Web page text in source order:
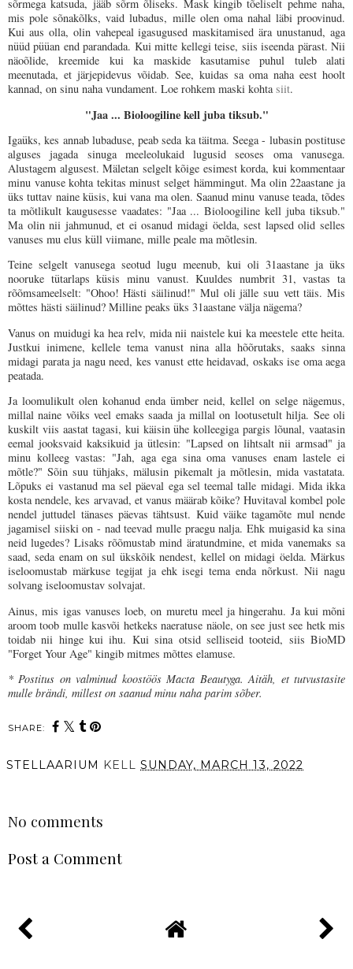
sõrmega katsuda, jääb sõrm õliseks. Mask kingib tõeliselt pehme naha,
mis pole sõnakõlks, vaid lubadus, mille olen oma nahal läbi proovinud.
Kui aus olla, olin vahepeal igasugused maskitamised ära unustanud, aga
nüüd püüan end parandada. Kui mitte kellegi teise, siis iseenda pärast. Nii
näoõlide, kreemide kui ka maskide kasutamise puhul tuleb alati
meenutada, et järjepidevus võidab. See, kuidas sa oma naha eest hoolt
kannad, on sinu naha vundament. Loe rohkem maski kohtasiit.
"Jaa ... Bioloogiline kell juba tiksub."
Igaüks, kes annab lubaduse, peab seda ka täitma. Seega - lubasin postituse
alguses jagada sinuga meeleolukaid lugusid seoses oma vanusega.
Alustagem algusest. Mäletan selgelt kõige esimest korda, kui kommentaar
minu vanuse kohta tekitas minust selget hämmingut. Ma olin 22aastane ja
üks tuttav naine küsis, kui vana ma olen. Saanud minu vanuse teada, tõdes
ta mõtlikult kaugusesse vaadates: "Jaa ... Bioloogiline kell juba tiksub."
Ma olin nii jahmunud, et ei osanud midagi öelda, sest lapsed olid selles
vanuses mu elus küll viimane, mille peale ma mõtlesin.
Teine selgelt vanusega seotud lugu meenub, kui oli 31aastane ja üks
nooruke tütarlaps küsis minu vanust. Kuuldes numbrit 31, vastas ta
rõõmsameelselt: "Ohoo! Hästi säilinud!" Mul oli jälle suu vett täis. Mis
mõttes hästi säilinud? Milline peaks üks 31aastane välja nägema?
Vanus on muidugi ka hea relv, mida nii naistele kui ka meestele ette heita.
Justkui inimene, kellele tema vanust nina alla hõõrutaks, saaks sinna
midagi parata ja nagu need, kes vanust ette heidavad, oskaks ise oma aega
peatada.
Ja loomulikult olen kohanud enda ümber neid, kellel on selge nägemus,
millal naine võiks veel emaks saada ja millal on lootusetult hilja. See oli
kuskilt viis aastat tagasi, kui käisin ühe kolleegiga pargis lõunal, vaatasin
eemal jooksvaid kaksikuid ja ütlesin: "Lapsed on lihtsalt nii armsad" ja
minu kolleeg vastas: "Jah, aga ega sina oma vanuses enam lastele ei
mõtle?" Sõin suu tühjaks, mälusin pikemalt ja mõtlesin, mida vastatata.
Lõpuks ei vastanud ma sel päeval ega sel teemal talle midagi. Mida ikka
kosta nendele, kes arvavad, et vanus määrab kõike? Huvitaval kombel pole
nendel juttudel tänases päevas tähtsust. Kuid väike tagamõte mul nende
jagamisel siiski on - nad teevad mulle praegu nalja. Ehk muigasid ka sina
neid lugedes? Lisaks rõõmustab mind äratundmine, et mida vanemaks sa
saad, seda enam on sul ükskõik nendest, kellel on midagi öelda. Märkus
iseloomustab märkuse tegijat ja ehk isegi tema enda nõrkust. Nii nagu
solvang iseloomustav solvajat.
Ainus, mis igas vanuses loeb, on muretu meel ja hingerahu. Ja kui mõni
aroom toob mulle kasvõi hetkeks naeratuse näole, on see just see hetk mis
toidab nii hinge kui ihu. Kui sina otsid selliseid tooteid, siis BioMD
"Forget Your Age" kingib mitmes mõttes elamuse.
* Postitus on valminud koostöös Macta Beautyga. Aitäh, et tutvustasite
mulle brändi, millest on saanud minu naha parim sõber.
SHARE:
STELLAARIUM KELL SUNDAY, MARCH 13, 2022
No comments
Post a Comment